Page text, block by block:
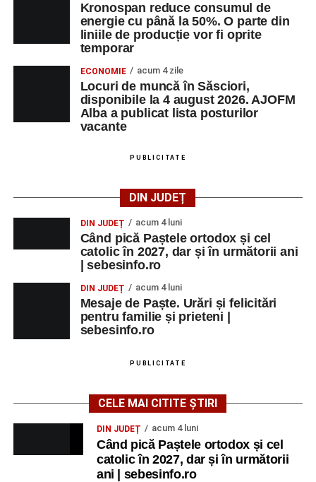
Seară cu tradiții săsești, cu participarea:
Fanfarei din Petrești;
Trupei de Dansuri Săsești;
Alexandrei Pamfilie;
Alfred Dahinten.
– Proiecție cinematografică:
de Federico Fellini și Tullio Pinelli.
MARȚI, 25 AUGUST 2026
Grădina Muzeului Municipal „Ioan
Raica” Sebeș
„Armonia artelor”– salon literar și întâlnire
cu artele plastice, organizat alături de artiști locali.
– Proiecție cinematografică:
„Anotimpurile”de Antonio Vivaldi (rating N-15).
MIERCURI, 26 AUGUST 2026
Copiii în armonia orașului
Kronospan reduce consumul de
energie cu până la 50%. O parte din
liniile de producție vor fi oprite
temporar
ECONOMIE acum 4 zile
Locuri de muncă în Săsciori,
disponibile la 4 august 2026. AJOFM
Alba a publicat lista posturilor
vacante
PUBLICITATE
DIN JUDEȚ
DIN JUDEȚ acum 4 luni
Când pică Paștele ortodox și cel
catolic în 2027, dar și în următorii ani
| sebesinfo.ro
DIN JUDEȚ acum 4 luni
Mesaje de Paște. Urări și felicitări
pentru familie și prieteni |
sebesinfo.ro
PUBLICITATE
CELE MAI CITITE ȘTIRI
DIN JUDEȚ acum 4 luni
Când pică Paștele ortodox și cel
catolic în 2027, dar și în următorii
ani | sebesinfo.ro